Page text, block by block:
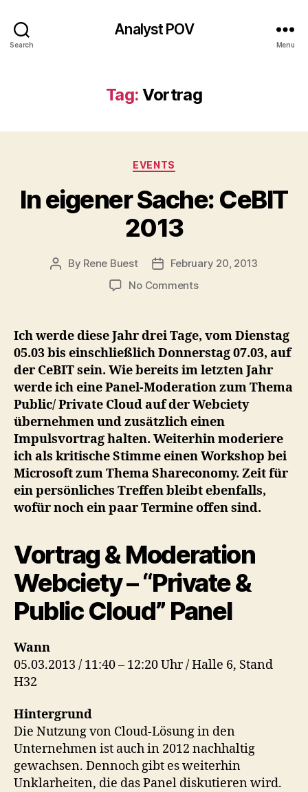
Search
Analyst POV
Menu
Tag: Vortrag
Categories
EVENTS
In eigener Sache: CeBIT
2013
Post
By Rene Buest
PostFebruary 20, 2013
No Commentson
CeBIT
2013
Ich werde diese Jahr drei Tage, vom Dienstag
05.03 bis einschließlich Donnerstag 07.03, auf
der CeBIT sein. Wie bereits im letzten Jahr
werde ich eine Panel-Moderation zum Thema
Public/ Private Cloud auf der Webciety
übernehmen und zusätzlich einen
Impulsvortrag halten. Weiterhin moderiere
ich als kritische Stimme einen Workshop bei
Microsoft zum Thema Shareconomy. Zeit für
ein persönliches Treffen bleibt ebenfalls,
wofür noch ein paar Termine offen sind.
Vortrag & Moderation
Webciety – “Private &
Public Cloud” Panel
Wann
05.03.2013 / 11:40 – 12:20 Uhr / Halle 6, Stand
H32
Hintergrund
Die Nutzung von Cloud-Lösung in den
Unternehmen ist auch in 2012 nachhaltig
gewachsen. Dennoch gibt es weiterhin
Unklarheiten, die das Panel diskutieren wird.